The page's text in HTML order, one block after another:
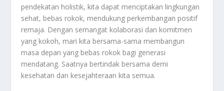
pendekatan holistik, kita dapat menciptakan lingkungan
sehat, bebas rokok, mendukung perkembangan positif
remaja. Dengan semangat kolaborasi dan komitmen
yang kokoh, mari kita bersama-sama membangun
masa depan yang bebas rokok bagi generasi
mendatang. Saatnya bertindak bersama demi
kesehatan dan kesejahteraan kita semua.